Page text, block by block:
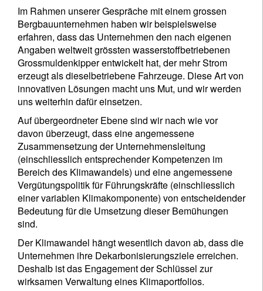
Im Rahmen unserer Gespräche mit einem grossen
Bergbauunternehmen haben wir beispielsweise
erfahren, dass das Unternehmen den nach eigenen
Angaben weltweit grössten wasserstoffbetriebenen
Grossmuldenkipper entwickelt hat, der mehr Strom
erzeugt als dieselbetriebene Fahrzeuge. Diese Art von
innovativen Lösungen macht uns Mut, und wir werden
uns weiterhin dafür einsetzen.
Auf übergeordneter Ebene sind wir nach wie vor
davon überzeugt, dass eine angemessene
Zusammensetzung der Unternehmensleitung
(einschliesslich entsprechender Kompetenzen im
Bereich des Klimawandels) und eine angemessene
Vergütungspolitik für Führungskräfte (einschliesslich
einer variablen Klimakomponente) von entscheidender
Bedeutung für die Umsetzung dieser Bemühungen
sind.
Der Klimawandel hängt wesentlich davon ab, dass die
Unternehmen ihre Dekarbonisierungsziele erreichen.
Deshalb ist das Engagement der Schlüssel zur
wirksamen Verwaltung eines Klimaportfolios.